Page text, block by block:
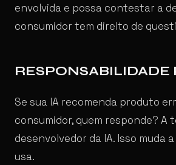
envolvida e possa contestar a
consumidor tem direito de
RESPONSABILIDADE
Se sua IA recomenda produto
consumidor, quem responde? A
desenvolvedor da IA. Isso muda
usa.